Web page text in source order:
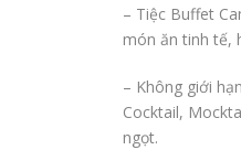
– Tiệc Buffet
món ăn tinh tế,
– Không giới
Cocktail,
ngọt.